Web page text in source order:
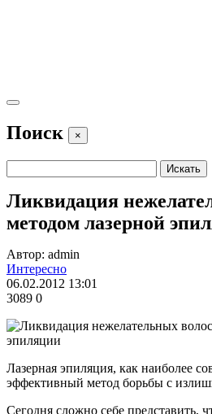
Поиск ×
Ликвидация
методом лазерной
Автор: admin
Интересно
06.02.2012 13:01
3089 0
Лазерная эпиляция, как наиболее
эффективный метод борьбы с
Сегодня сложно себе представить,